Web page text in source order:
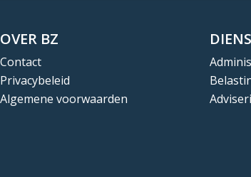
OVER BZ
Contact
Privacybeleid
Algemene voorwaarden